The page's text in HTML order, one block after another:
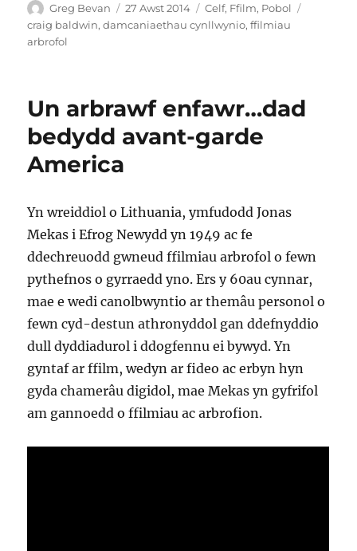
Awdur
Greg Bevan
Cofnodwyd
ar
27 Awst 2014 Categorïau
Celf, Ffilm, Pobol
craig baldwin,damcaniaethau cynllwynio,ffilmiau
arbrofol
Un arbrawf enfawr…dad
bedydd avant-garde
America
Yn wreiddiol o Lithuania, ymfudodd Jonas
Mekas i Efrog Newydd yn 1949 ac fe
ddechreuodd gwneud ffilmiau arbrofol o fewn
pythefnos o gyrraedd yno. Ers y 60au cynnar,
mae e wedi canolbwyntio ar themâu personol o
fewn cyd-destun athronyddol gan ddefnyddio
dull dyddiadurol i ddogfennu ei bywyd. Yn
gyntaf ar ffilm, wedyn ar fideo ac erbyn hyn
gyda chamerâu digidol, mae Mekas yn gyfrifol
am gannoedd o ffilmiau ac arbrofion.